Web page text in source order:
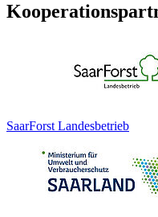
SaarForst Landesbetrieb